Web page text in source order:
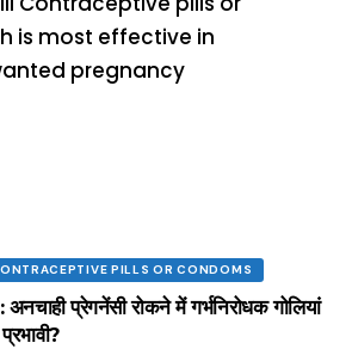
PILLS OR CONDOMS
प्रेगनेंसी रोकने में गर्भनिरोधक गोलियां